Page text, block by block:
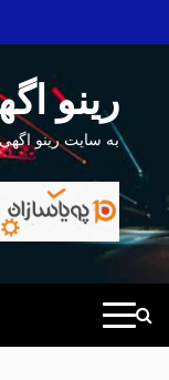
to
رینو
به سایت رینو